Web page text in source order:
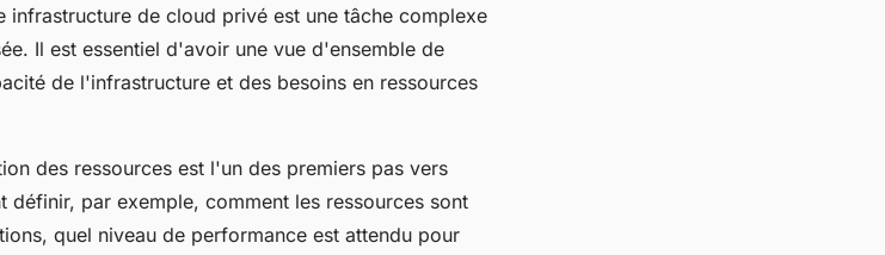
infrastructure de cloud privé est une tâche complexe
Il est essentiel d'avoir une vue d'ensemble de
de l'infrastructure et des besoins en ressources
des ressources est l'un des premiers pas vers
par exemple, comment les ressources sont
quel niveau de performance est attendu pour